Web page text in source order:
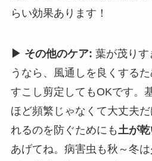
らい効果あります！
▶ その他のケア: 葉が茂りす
うなら、風通しを良くする
すこし剪定してもOKです。
ほど頻繁じゃなくて大丈夫
れるのを防ぐためにも 土が
あげてね。病害虫も秋～冬